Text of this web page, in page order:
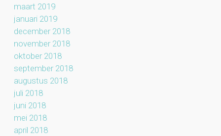
maart 2019
januari 2019
december 2018
november 2018
oktober 2018
september 2018
augustus 2018
juli 2018
juni 2018
mei 2018
april 2018